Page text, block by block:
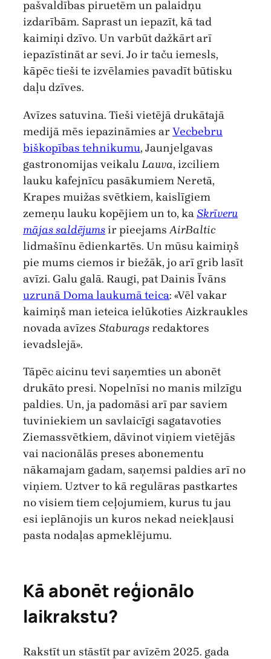
pašvaldības piruetēm un palaidņu
izdarībām. Saprast un iepazīt, kā tad
kaimiņi dzīvo. Un varbūt dažkārt arī
iepazīstināt ar sevi. Jo ir taču iemesls,
kāpēc tieši te izvēlamies pavadīt būtisku
daļu dzīves.
Avīzes satuvina. Tieši vietējā drukātajā
medijā mēs iepazināmies arVecbebru
biškopības tehnikumu, Jaunjelgavas
gastronomijas veikaluLauva, izciliem
lauku kafejnīcu pasākumiem Neretā,
Krapes muižas svētkiem, kaislīgiem
zemeņu lauku kopējiem un to, ka Skrīveru
mājas saldējumsir pieejamsAirBaltic
lidmašīnu ēdienkartēs. Un mūsu kaimiņš
pie mums ciemos ir biežāk, jo arī grib lasīt
avīzi. Galu galā. Raugi, pat Dainis Īvāns
uzrunā Doma laukumā teica: «Vēl vakar
kaimiņš man ieteica ielūkoties Aizkraukles
novada avīzes Staburags redaktores
ievadslejā».
Tāpēc aicinu tevi saņemties un abonēt
drukāto presi. Nopelnīsi no manis milzīgu
paldies. Un, ja padomāsi arī par saviem
tuviniekiem un savlaicīgi sagatavoties
Ziemassvētkiem, dāvinot viņiem vietējās
vai nacionālās preses abonementu
nākamajam gadam, saņemsi paldies arī no
viņiem. Uztver to kā regulāras pastkartes
no visiem tiem ceļojumiem, kurus tu jau
esi ieplānojis un kuros nekad neiekļausi
pasta nodaļas apmeklējumu.
Kā abonēt reģionālo
laikrakstu?
Rakstīt un stāstīt par avīzēm 2025. gada